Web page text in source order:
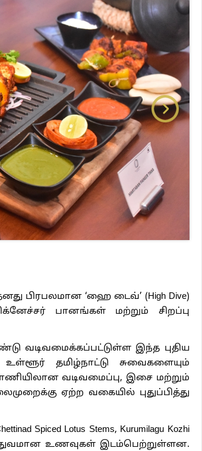
பிரபலமான ‘ஹை டைவ்’ (High Dive)
பானங்கள் மற்றும் சிறப்பு
வடிவமைக்கப்பட்டுள்ள இந்த புதிய
தமிழ்நாட்டு சுவைகளையும்
வடிவமைப்பு, இசை மற்றும்
ஏற்ற வகையில் புதுப்பித்து
Spiced Lotus Stems, Kurumilagu Kozhi
உணவுகள் இடம்பெற்றுள்ளன.